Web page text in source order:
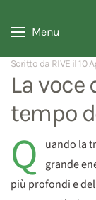
Menu
Scritto da RIVE il 10
La voce
tempo
Q
uando la
grande
più profondi e